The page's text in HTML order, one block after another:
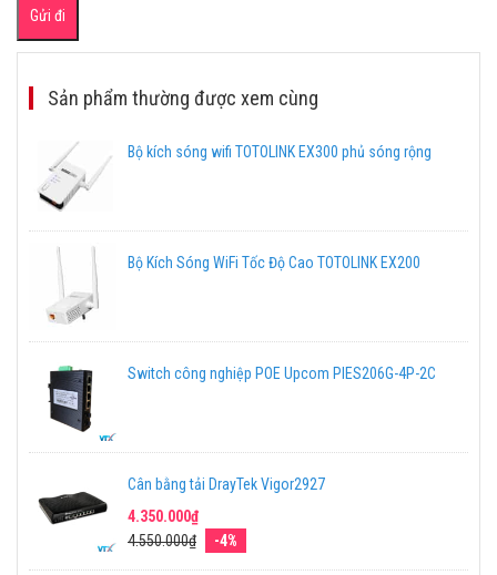
Sản phẩm thường được xem cùng
Bộ kích sóng wifi TOTOLINK EX300 phủ sóng rộng
Bộ Kích Sóng WiFi Tốc Độ Cao TOTOLINK EX200
Switch công nghiệp POE Upcom PIES206G-4P-2C
Cân bằng tải DrayTek Vigor2927
4.350.000₫
4.550.000₫
-4%